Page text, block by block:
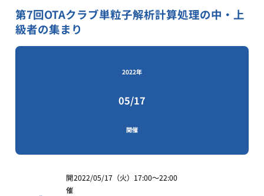
第7回OTAクラブ単粒子解析計算処理の中・上
級者の集まり
2022年
05/17
開催
開
催
2022/05/17（火）17:00～22:00